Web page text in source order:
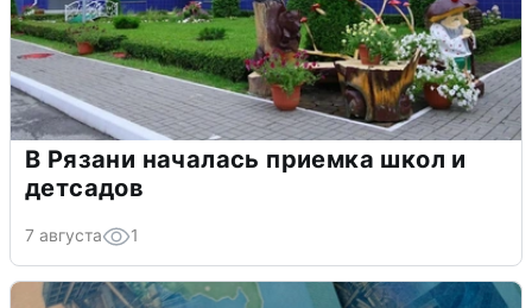
В Рязани началась приемка школ и
детсадов
7 августа 1